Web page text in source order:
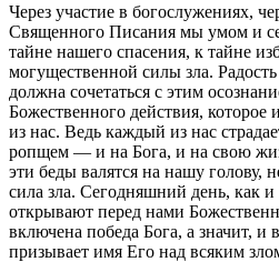
Через участие в богослужениях,
Священного Писания мы умом и
тайне нашего спасения, к тайне
могущественной силы зла.
должна сочетаться с этим
Божественного действия,
из нас. Ведь каждый из нас
ропщем — и на Бога, и на свою
эти беды валятся на нашу голову,
сила зла. Сегодняшний день, как и
открывают перед нами
включена победа Бога, а значит, и
призывает имя Его над всяким